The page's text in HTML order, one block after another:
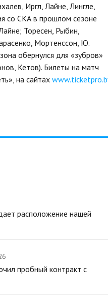
Иргл, Лайне, Лингле,
со СКА в прошлом сезоне
Торесен, Рыбин,
Мортенссон, Ю.
обернулся для «зубров»
Кетов). Билеты на матч
на сайтах
расположение нашей
пробный контракт с